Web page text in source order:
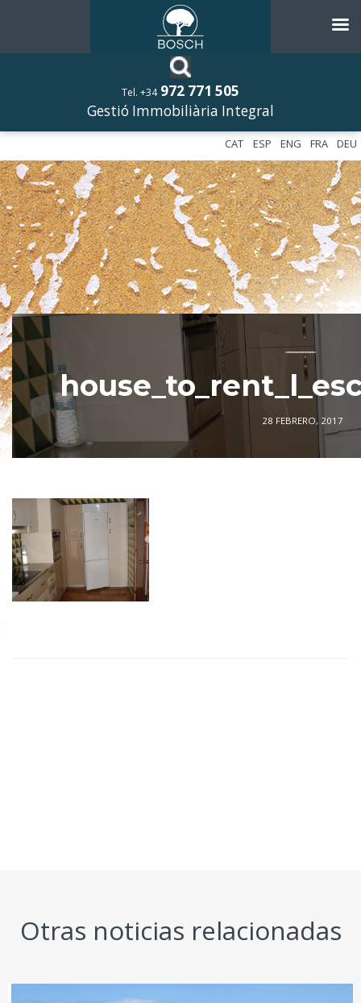
Tel. +34 972 771 505
Gestió Immobiliària Integral
DEU
FRA
ENG
ESP
CAT
––––––––––––
28 FEBRERO, 2017
Otras noticias relacionadas